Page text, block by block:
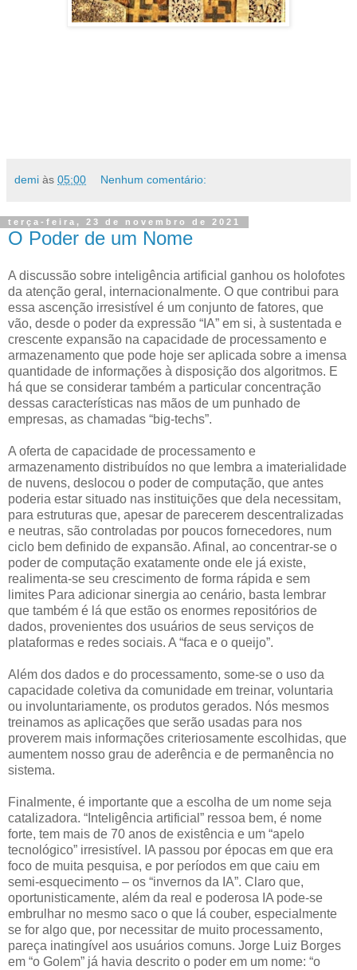
demi às 05:00 Nenhum comentário:
terça-feira, 23 de novembro de 2021
O Poder de um Nome
A discussão sobre inteligência artificial ganhou os holofotes
da atenção geral, internacionalmente. O que contribui para
essa ascenção irresistível é um conjunto de fatores, que
vão, desde o poder da expressão “IA” em si, à sustentada e
crescente expansão na capacidade de processamento e
armazenamento que pode hoje ser aplicada sobre a imensa
quantidade de informações à disposição dos algoritmos. E
há que se considerar também a particular concentração
dessas características nas mãos de um punhado de
empresas, as chamadas “big-techs”.
A oferta de capacidade de processamento e
armazenamento distribuídos no que lembra a imaterialidade
de nuvens, deslocou o poder de computação, que antes
poderia estar situado nas instituições que dela necessitam,
para estruturas que, apesar de parecerem descentralizadas
e neutras, são controladas por poucos fornecedores, num
ciclo bem definido de expansão. Afinal, ao concentrar-se o
poder de computação exatamente onde ele já existe,
realimenta-se seu crescimento de forma rápida e sem
limites Para adicionar sinergia ao cenário, basta lembrar
que também é lá que estão os enormes repositórios de
dados, provenientes dos usuários de seus serviços de
plataformas e redes sociais. A “faca e o queijo”.
Além dos dados e do processamento, some-se o uso da
capacidade coletiva da comunidade em treinar, voluntaria
ou involuntariamente, os produtos gerados. Nós mesmos
treinamos as aplicações que serão usadas para nos
proverem mais informações criteriosamente escolhidas, que
aumentem nosso grau de aderência e de permanência no
sistema.
Finalmente, é importante que a escolha de um nome seja
catalizadora. “Inteligência artificial” ressoa bem, é nome
forte, tem mais de 70 anos de existência e um “apelo
tecnológico” irresistível. IA passou por épocas em que era
foco de muita pesquisa, e por períodos em que caiu em
semi-esquecimento – os “invernos da IA”. Claro que,
oportunisticamente, além da real e poderosa IA pode-se
embrulhar no mesmo saco o que lá couber, especialmente
se for algo que, por necessitar de muito processamento,
pareça inatingível aos usuários comuns. Jorge Luiz Borges
em “o Golem” já havia descrito o poder em um nome: “o